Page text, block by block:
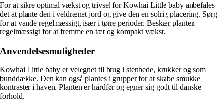
For at sikre optimal vækst og trivsel for Kowhai Little baby anbefales
det at plante den i veldrænet jord og give den en solrig placering. Sørg
for at vande regelmæssigt, især i tørre perioder. Beskær planten
regelmæssigt for at fremme en tæt og kompakt vækst.
Anvendelsesmuligheder
Kowhai Little baby er velegnet til brug i stenbede, krukker og som
bunddække. Den kan også plantes i grupper for at skabe smukke
kontraster i haven. Planten er hårdfør og egner sig godt til danske
forhold.